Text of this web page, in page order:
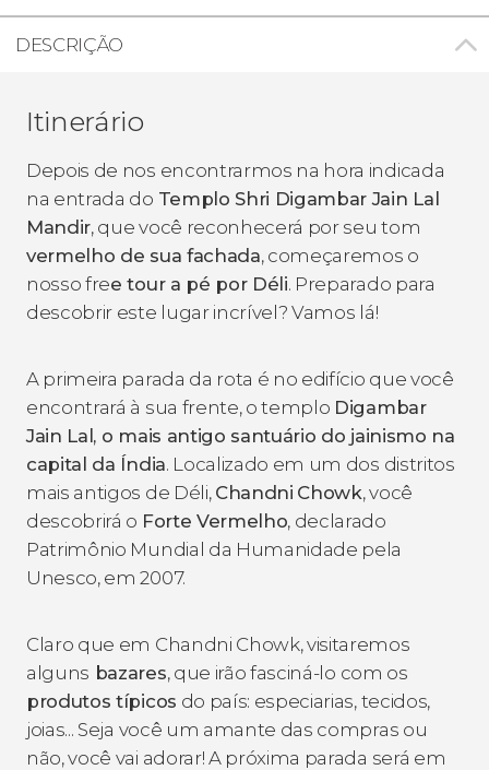
DESCRIÇÃO
Itinerário
Depois de nos encontrarmos na hora indicada
na entrada do Templo Shri Digambar Jain Lal
Mandir, que você reconhecerá por seu tom
vermelho de sua fachada, começaremos o
nosso free tour a pé por Déli. Preparado para
descobrir este lugar incrível? Vamos lá!
A primeira parada da rota é no edifício que você
encontrará à sua frente, o templo Digambar
Jain Lal, o mais antigo santuário do jainismo na
capital da Índia. Localizado em um dos distritos
mais antigos de Déli, Chandni Chowk, você
descobrirá o Forte Vermelho, declarado
Patrimônio Mundial da Humanidade pela
Unesco, em 2007.
Claro que em Chandni Chowk, visitaremos
alguns bazares, que irão fasciná-lo com os
produtos típicos do país: especiarias, tecidos,
joias... Seja você um amante das compras ou
não, você vai adorar! A próxima parada será em